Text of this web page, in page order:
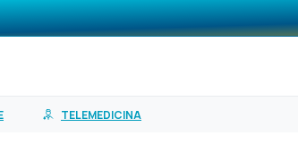
O PASA Planos
TELEMEDICINA